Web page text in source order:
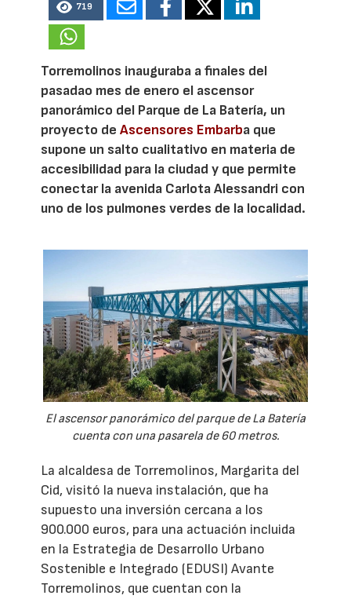
719
Torremolinos inauguraba a finales del
pasadao mes de enero el ascensor
panorámico del Parque de La Batería, un
proyecto deAscensores Embarba que
supone un salto cualitativo en materia de
accesibilidad para la ciudad y que permite
conectar la avenida Carlota Alessandri con
uno de los pulmones verdes de la localidad.
El ascensor panorámico del parque de La Batería
cuenta con una pasarela de 60 metros.
La alcaldesa de Torremolinos, Margarita del
Cid, visitó la nueva instalación, que ha
supuesto una inversión cercana a los
900.000 euros, para una actuación incluida
en la Estrategia de Desarrollo Urbano
Sostenible e Integrado (EDUSI) Avante
Torremolinos, que cuentan con la